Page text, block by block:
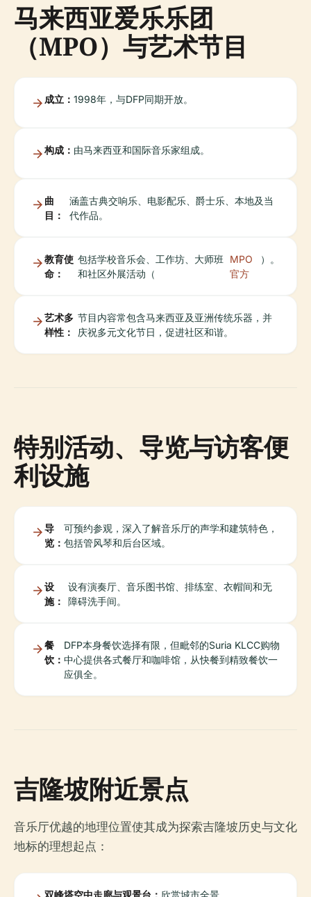
马来西亚爱乐乐团
（MPO）与艺术节目
成立： 1998年，与DFP同期开放。
构成： 由马来西亚和国际音乐家组成。
曲
目：
涵盖古典交响乐、电影配乐、爵士乐、本地及当
代作品。
教育使
命：
包括学校音乐会、工作坊、大师班
和社区外展活动（
MPO
官方
）。
艺术多
样性：
节目内容常包含马来西亚及亚洲传统乐器，并
庆祝多元文化节日，促进社区和谐。
特别活动、导览与访客便
利设施
导
览：
可预约参观，深入了解音乐厅的声学和建筑特色，
包括管风琴和后台区域。
设
施：
设有演奏厅、音乐图书馆、排练室、衣帽间和无
障碍洗手间。
餐
饮：
DFP本身餐饮选择有限，但毗邻的Suria KLCC购物
中心提供各式餐厅和咖啡馆，从快餐到精致餐饮一
应俱全。
吉隆坡附近景点
音乐厅优越的地理位置使其成为探索吉隆坡历史与文化
地标的理想起点：
双峰塔空中走廊与观景台： 欣赏城市全景。